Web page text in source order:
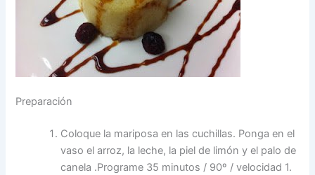
Preparación
Coloque la mariposa en las cuchillas. Ponga en el
vaso el arroz, la leche, la piel de limón y el palo de
canela .Programe 35 minutos / 90º / velocidad 1.